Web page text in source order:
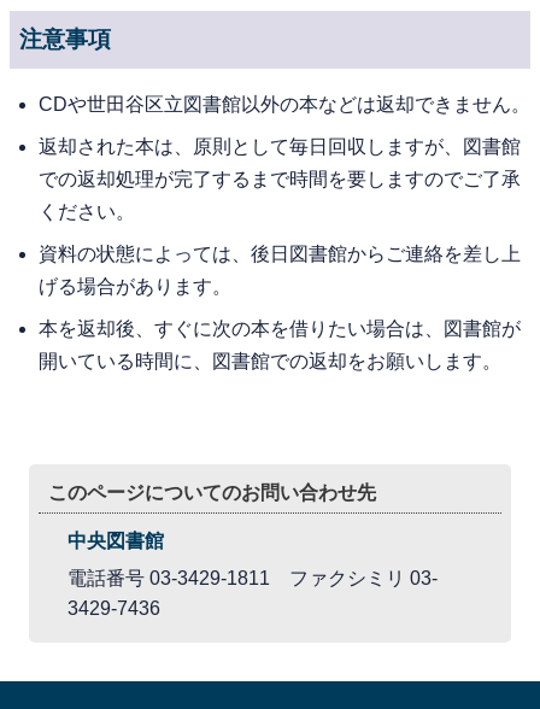
注意事項
CDや世田谷区立図書館以外の本などは返却できません。
返却された本は、原則として毎日回収しますが、図書館
での返却処理が完了するまで時間を要しますのでご了承
ください。
資料の状態によっては、後日図書館からご連絡を差し上
げる場合があります。
本を返却後、すぐに次の本を借りたい場合は、図書館が
開いている時間に、図書館での返却をお願いします。
このページについてのお問い合わせ先
中央図書館
電話番号 03-3429-1811 ファクシミリ 03-
3429-7436